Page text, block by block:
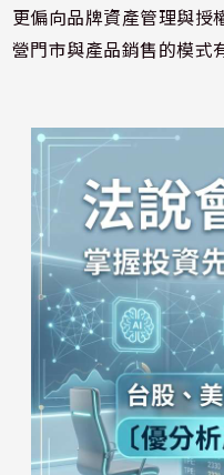
更偏向品牌資產管理與授
營門市與產品銷售的模式